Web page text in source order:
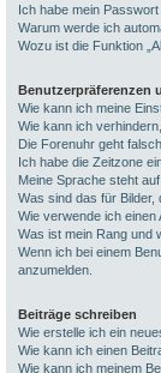
Ich habe mein
Warum werde ich
Wozu ist die Funktion
Benutzerpräferenzen
Wie kann ich meine
Wie kann ich
Die Forenuhr geht
Ich habe die Zeitzone
Meine Sprache steht
Was sind das für Bilder,
Wie verwende ich einen
Was ist mein Rang und
Wenn ich bei einem
anzumelden.
Beiträge schreiben
Wie erstelle ich ein
Wie kann ich einen
Wie kann ich meinem